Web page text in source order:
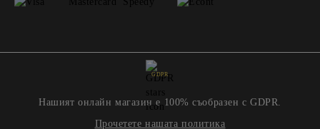
GDPR
Нашият онлайн магазин е 100% съобразен с GDPR.
Прочетете нашата политика